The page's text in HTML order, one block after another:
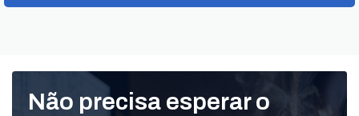
Não precisa esperar o